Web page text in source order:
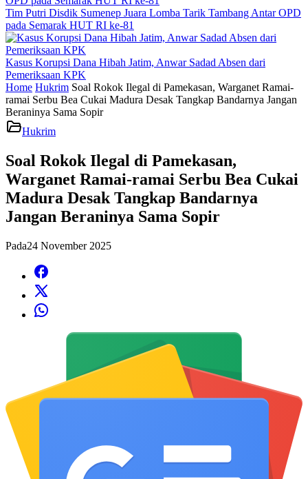
Tim Putri Disdik Sumenep Juara Lomba Tarik Tambang Antar OPD
pada Semarak HUT RI ke-81
Kasus Korupsi Dana Hibah Jatim, Anwar Sadad Absen dari
Pemeriksaan KPK
Home Hukrim Soal Rokok Ilegal di Pamekasan, Warganet Ramai-
ramai Serbu Bea Cukai Madura Desak Tangkap Bandarnya Jangan
Beraninya Sama Sopir
Hukrim
Soal Rokok Ilegal di Pamekasan,
Warganet Ramai-ramai Serbu Bea Cukai
Madura Desak Tangkap Bandarnya
Jangan Beraninya Sama Sopir
Pada24 November 2025